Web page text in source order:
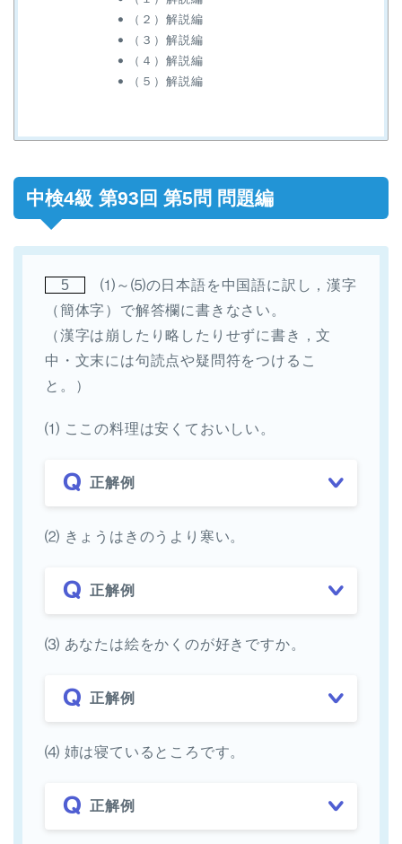
（２）解説編
（３）解説編
（４）解説編
（５）解説編
中検4級 第93回 第5問 問題編
5
⑴～⑸の日本語を中国語に訳し，漢字
（簡体字）で解答欄に書きなさい。
（漢字は崩したり略したりせずに書き，文
中・文末には句読点や疑問符をつけるこ
と。）
⑴ ここの料理は安くておいしい。
正解例
⑵ きょうはきのうより寒い。
正解例
⑶ あなたは絵をかくのが好きですか。
正解例
⑷ 姉は寝ているところです。
正解例